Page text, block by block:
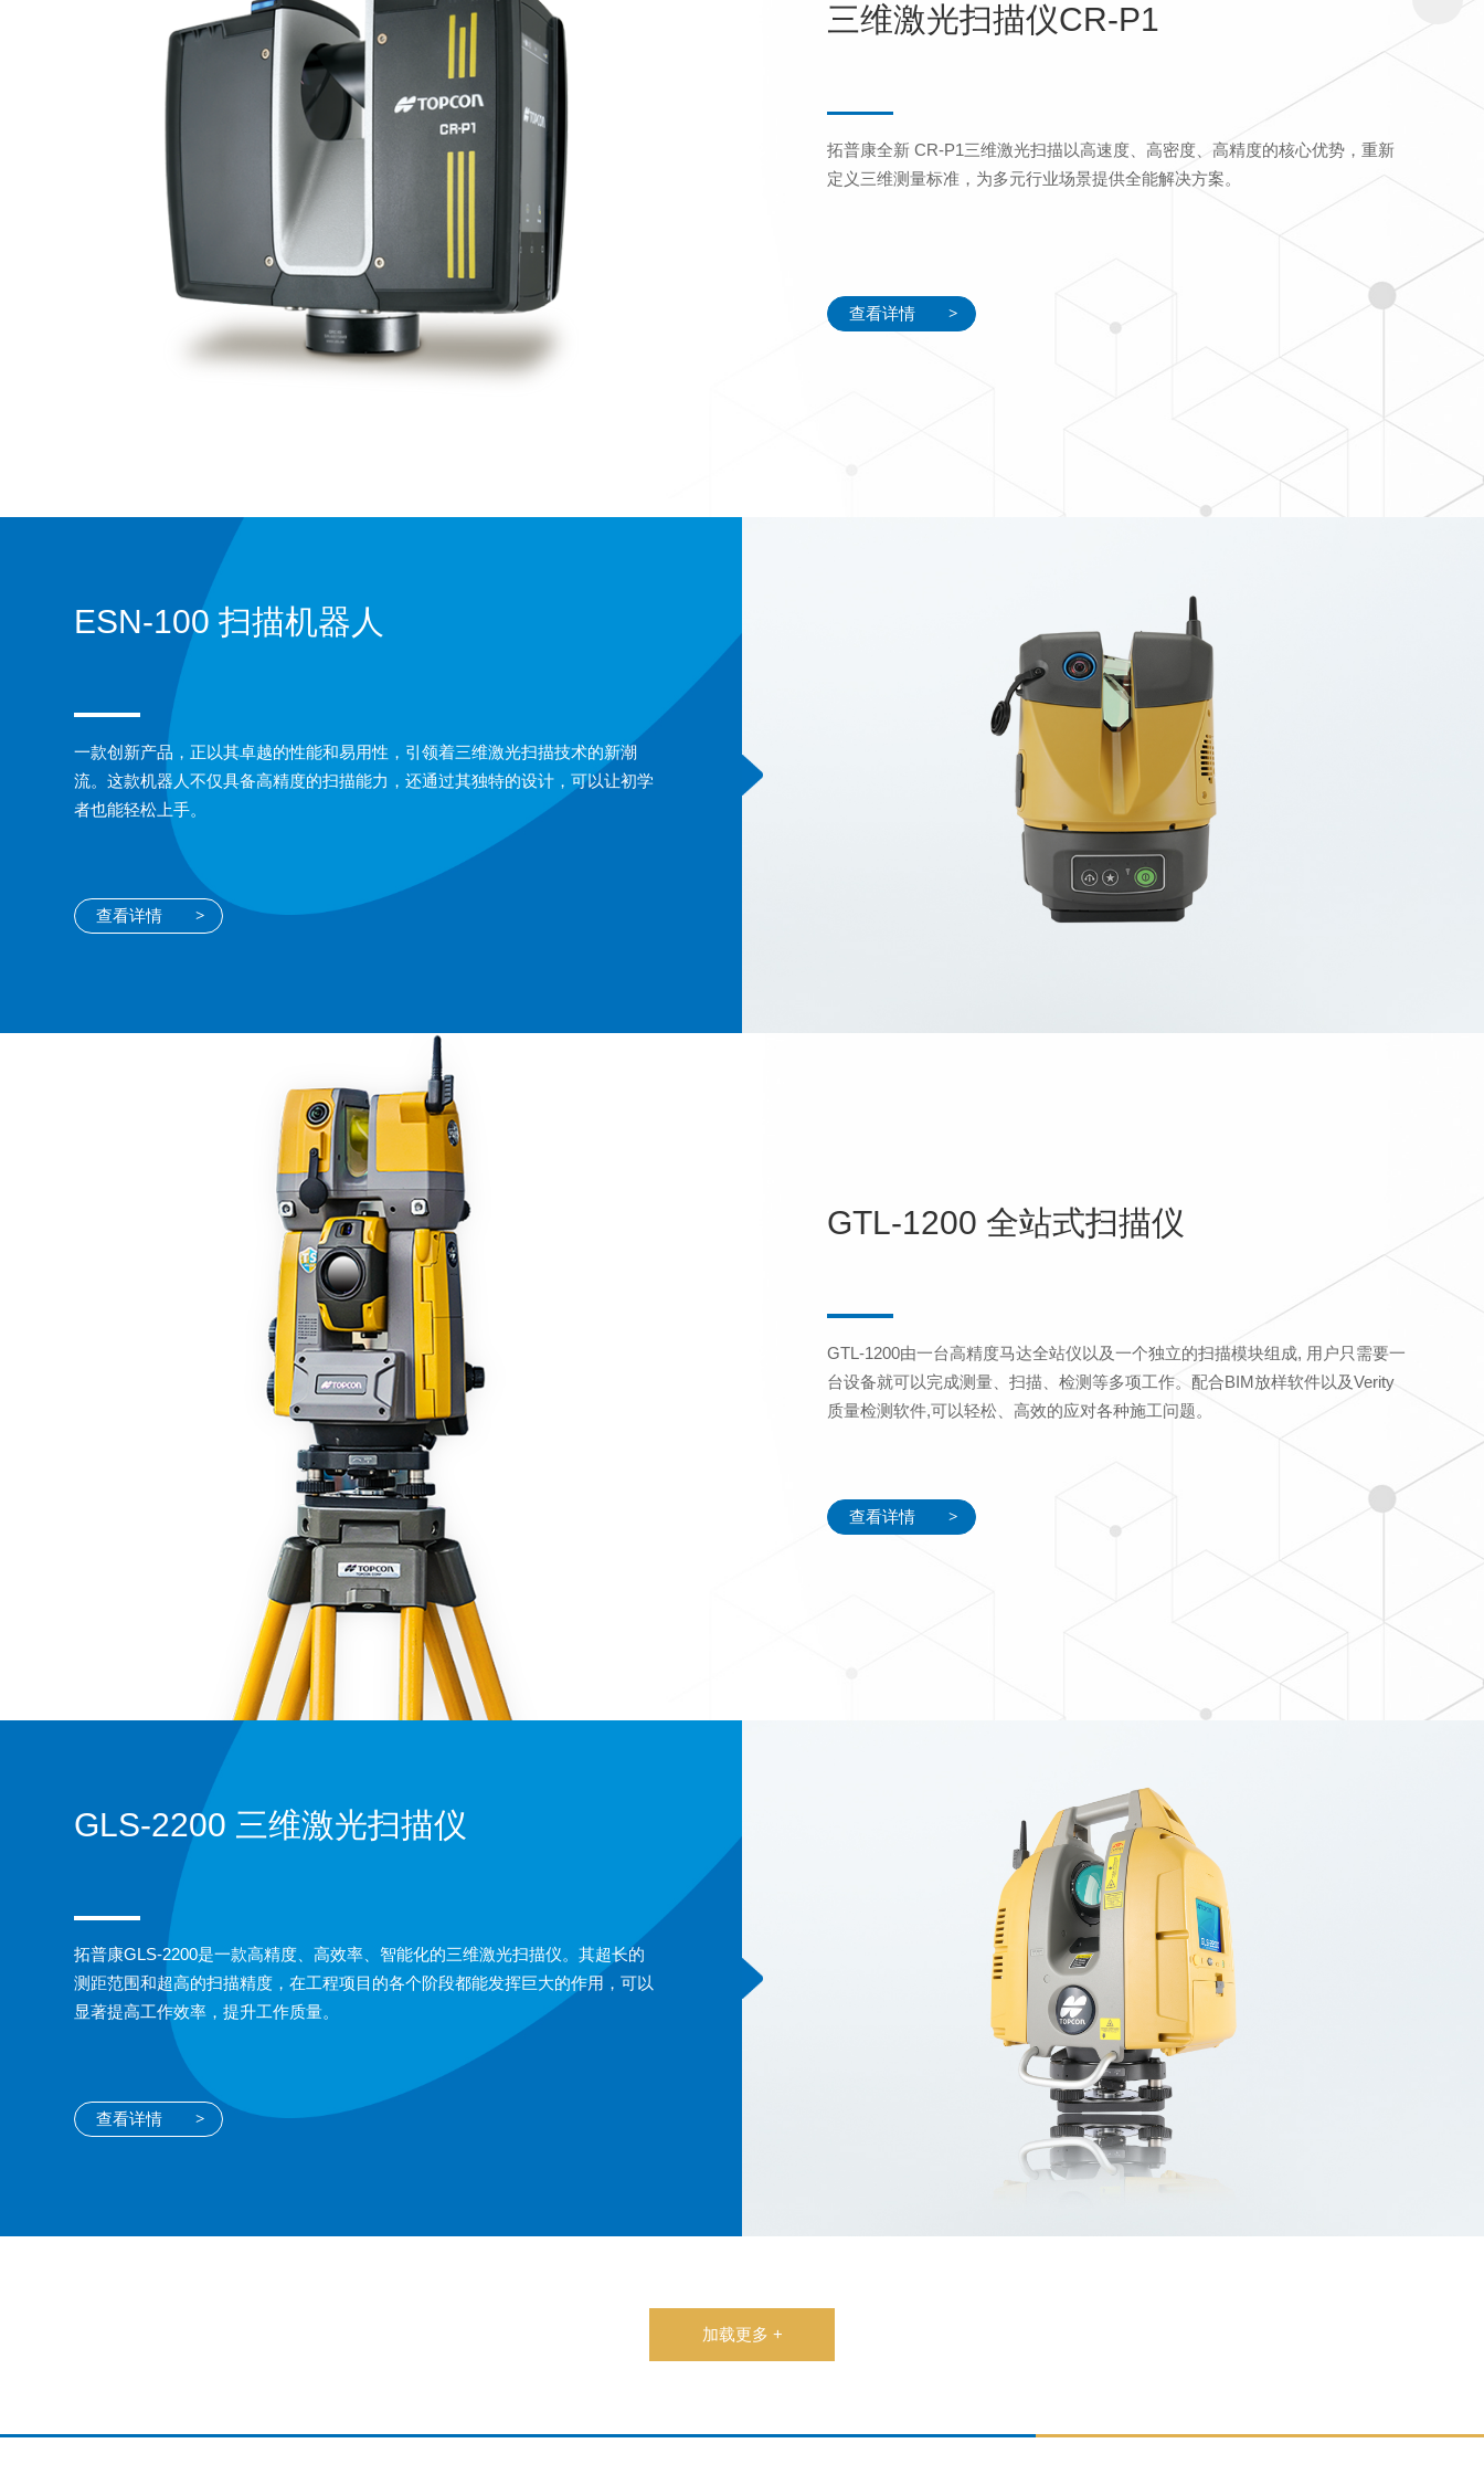
三维激光扫描仪CR-P1
拓普康全新 CR-P1三维激光扫描以高速度、高密度、高精度的核心优势，重新
定义三维测量标准，为多元行业场景提供全能解决方案。
查看详情 >
ESN-100 扫描机器人
一款创新产品，正以其卓越的性能和易用性，引领着三维激光扫描技术的新潮
流。这款机器人不仅具备高精度的扫描能力，还通过其独特的设计，可以让初学
者也能轻松上手。
查看详情 >
GTL-1200 全站式扫描仪
GTL-1200由一台高精度马达全站仪以及一个独立的扫描模块组成, 用户只需要一
台设备就可以完成测量、扫描、检测等多项工作。配合BIM放样软件以及Verity
质量检测软件,可以轻松、高效的应对各种施工问题。
查看详情 >
GLS-2200 三维激光扫描仪
拓普康GLS-2200是一款高精度、高效率、智能化的三维激光扫描仪。其超长的
测距范围和超高的扫描精度，在工程项目的各个阶段都能发挥巨大的作用，可以
显著提高工作效率，提升工作质量。
查看详情 >
加载更多 +